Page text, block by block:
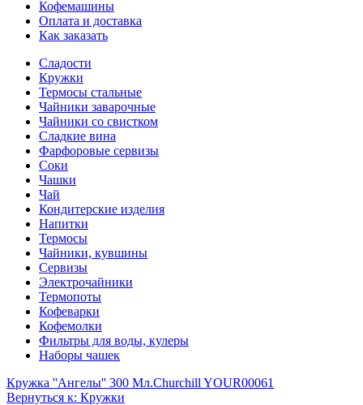
Кофемашины
Оплата и доставка
Как заказать
Сладости
Кружки
Термосы стальные
Чайники заварочные
Чайники со свистком
Сладкие вина
Фарфоровые сервизы
Соки
Чашки
Чай
Кондитерские изделия
Напитки
Термосы
Чайники, кувшины
Сервизы
Электрочайники
Термопоты
Кофеварки
Кофемолки
Фильтры для воды, кулеры
Наборы чашек
Кружка ''Ангелы'' 300 Мл.Churchill YOUR00061
Вернуться к: Кружки